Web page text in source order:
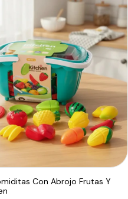
Con Abrojo Frutas Y